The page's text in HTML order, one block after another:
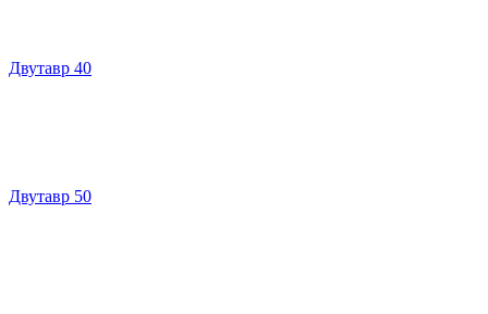
Двутавр 40
Двутавр 50